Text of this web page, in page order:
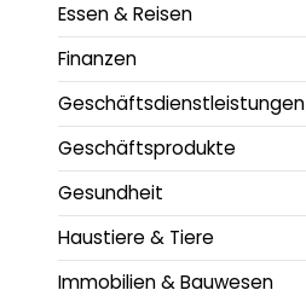
Essen & Reisen
Finanzen
Geschäftsdienstleistungen
Geschäftsprodukte
Gesundheit
Haustiere & Tiere
Immobilien & Bauwesen